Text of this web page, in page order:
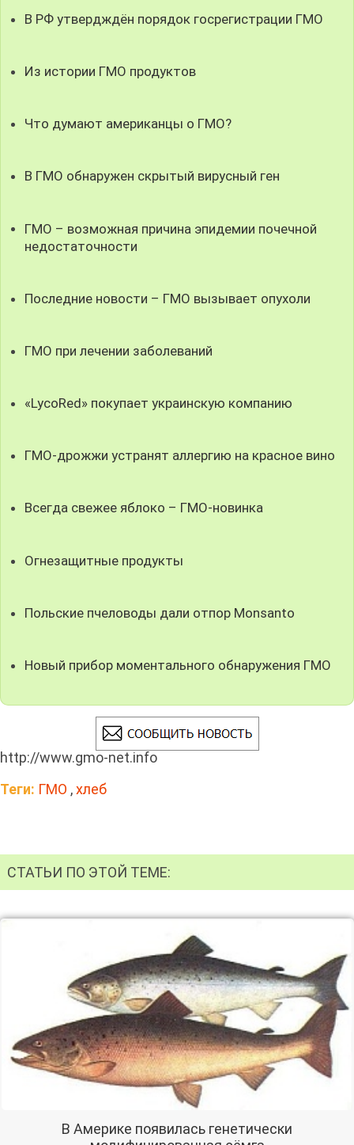
В РФ утвердждён порядок госрегистрации ГМО
Из истории ГМО продуктов
Что думают американцы о ГМО?
В ГМО обнаружен скрытый вирусный ген
ГМО – возможная причина эпидемии почечной
недостаточности
Последние новости – ГМО вызывает опухоли
ГМО при лечении заболеваний
«LycoRed» покупает украинскую компанию
ГМО-дрожжи устранят аллергию на красное вино
Всегда свежее яблоко – ГМО-новинка
Огнезащитные продукты
Польские пчеловоды дали отпор Monsanto
Новый прибор моментального обнаружения ГМО
http://www.gmo-net.info
Теги: ГМО ,хлеб
СТАТЬИ ПО ЭТОЙ ТЕМЕ:
В Америке появилась генетически